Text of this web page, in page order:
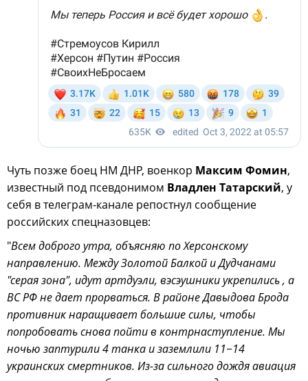
Чуть позже боец НМ ДНР, военкор Максим Фомин,
известный под псевдонимом Владлен Татарский, у
себя в телеграм-канале репостнул сообщение
российских спецназовцев:
"Всем доброго утра, объясняю по Херсонскому
направлению. Между Золотой Балкой и Дудчанами
"серая зона", идут артдуэли, вэсэушники укрепились , а
ВС РФ не дает прорваться. В районе Давыдова Брода
противник наращивает большие силы, чтобы
попробовать снова пойти в контрнаступление. Мы
ночью заптурили 4 танка и заземлили 11−14
украинских смертников. Из-за сильного дождя авиация